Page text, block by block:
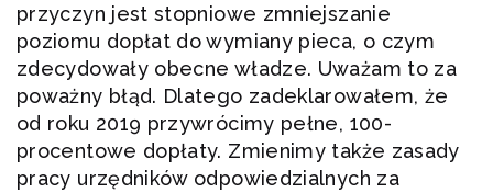
przyczyn jest stopniowe zmniejszanie
poziomu dopłat do wymiany pieca, o czym
zdecydowały obecne władze. Uważam to za
poważny błąd. Dlatego zadeklarowałem, że
od roku 2019 przywrócimy pełne, 100-
procentowe dopłaty. Zmienimy także zasady
pracy urzędników odpowiedzialnych za